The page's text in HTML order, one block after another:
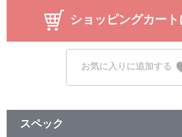
ショッピングカート
お気に入りに追加する
スペック